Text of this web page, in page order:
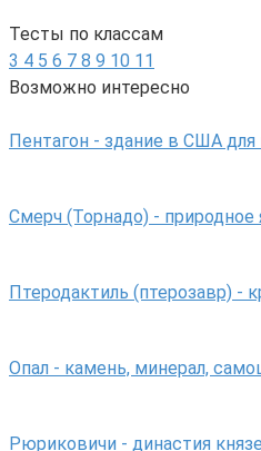
Тесты по классам
3 4 5 6 7 8 9 10 11
Возможно интересно
Пентагон - здание в США для
Смерч (Торнадо) - природное
Птеродактиль (птерозавр) -
Опал - камень, минерал,
Рюриковичи - династия